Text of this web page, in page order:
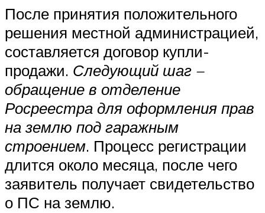
После принятия положительного
решения местной администрацией,
составляется договор купли-
продажи. Следующий шаг –
обращение в отделение
Росреестра для оформления прав
на землю под гаражным
строением. Процесс регистрации
длится около месяца, после чего
заявитель получает свидетельство
о ПС на землю.